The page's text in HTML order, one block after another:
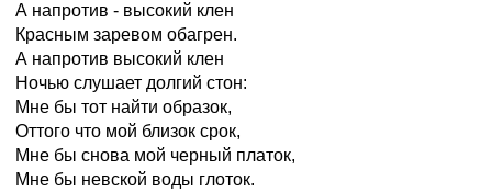
А напротив - высокий клен
Красным заревом обагрен.
А напротив высокий клен
Ночью слушает долгий стон:
Мне бы тот найти образок,
Оттого что мой близок срок,
Мне бы снова мой черный платок,
Мне бы невской воды глоток.